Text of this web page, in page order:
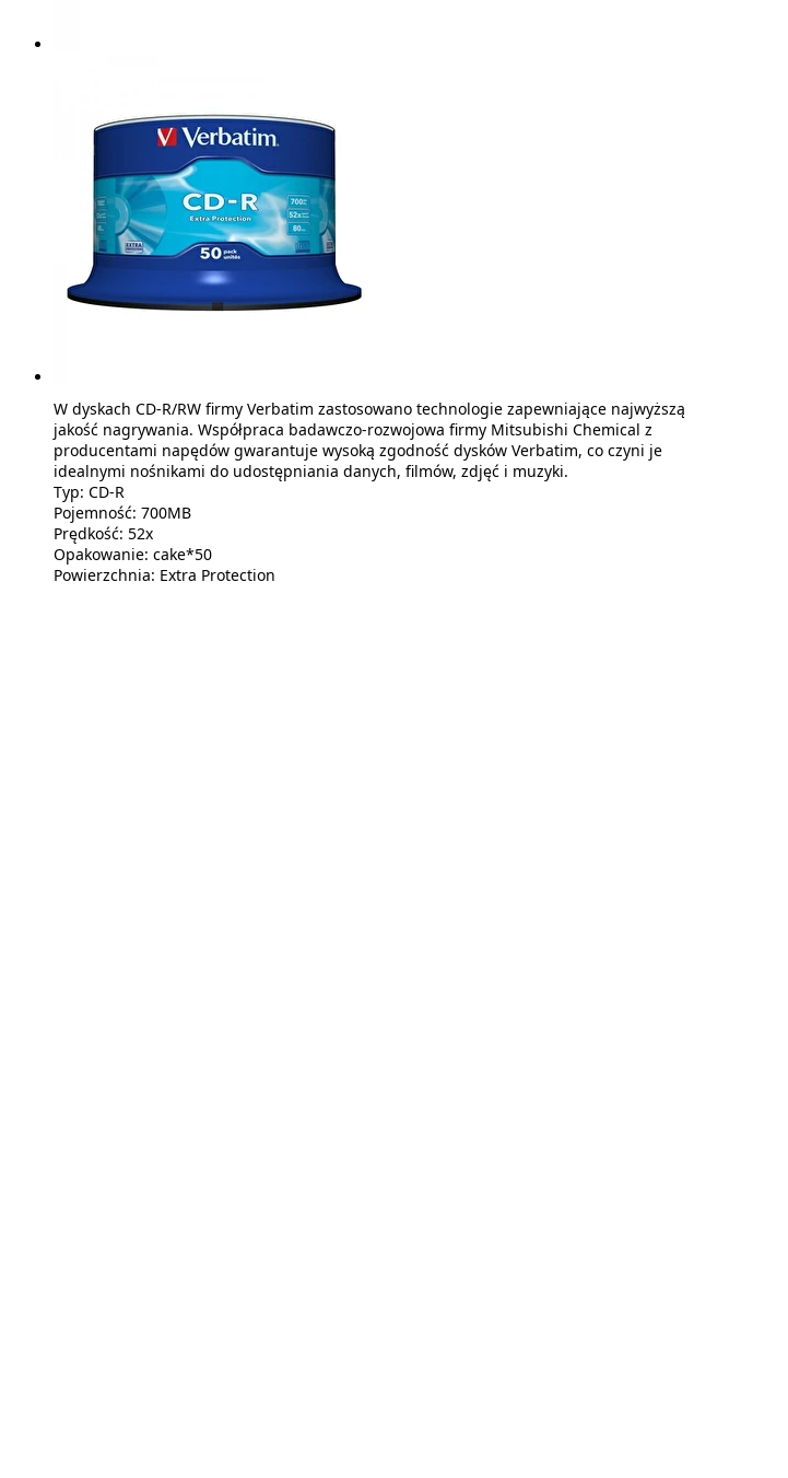
W dyskach CD-R/RW firmy Verbatim zastosowano technologie zapewniające najwyższą
jakość nagrywania. Współpraca badawczo-rozwojowa firmy Mitsubishi Chemical z
producentami napędów gwarantuje wysoką zgodność dysków Verbatim, co czyni je
idealnymi nośnikami do udostępniania danych, filmów, zdjęć i muzyki.
Typ: CD-R
Pojemność: 700MB
Prędkość: 52x
Opakowanie: cake*50
Powierzchnia: Extra Protection